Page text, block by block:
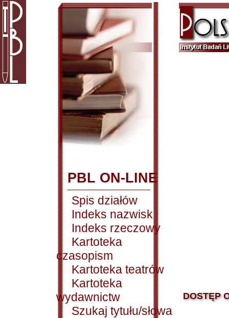
PBL ON-LINE
Spis działów
Indeks nazwisk
Indeks rzeczowy
Kartoteka
czasopism
Kartoteka teatrów
Kartoteka
wydawnictw
Szukaj tytułu/słowa
DOSTĘP